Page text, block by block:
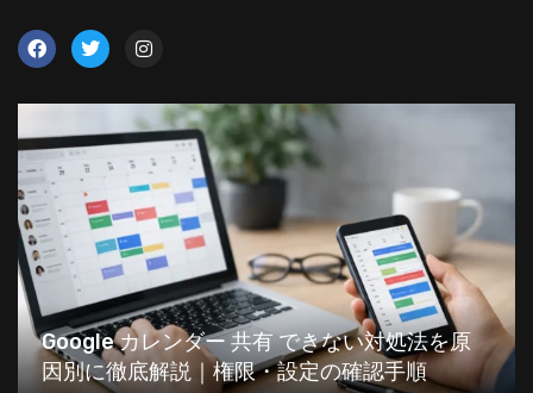
Google カレンダー 共有 できない対処法を原
因別に徹底解説｜権限・設定の確認手順